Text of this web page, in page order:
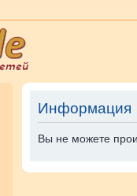
Информация
Вы не можете